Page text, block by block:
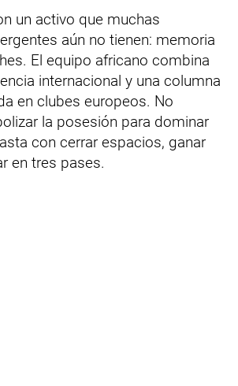
un activo que muchas
aún no tienen: memoria
El equipo africano combina
internacional y una columna
en clubes europeos. No
la posesión para dominar
con cerrar espacios, ganar
en tres pases.